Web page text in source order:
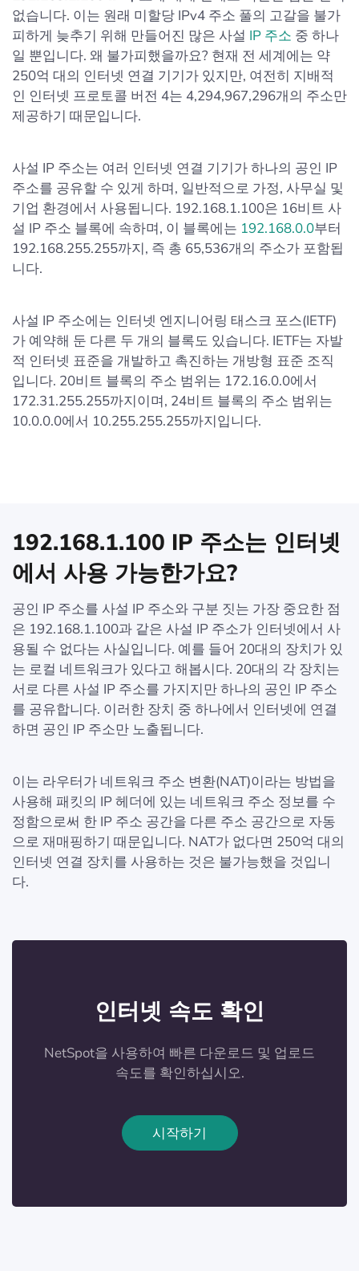
없습니다. 이는 원래 미할당 IPv4 주소 풀의 고갈을 불가
피하게 늦추기 위해 만들어진 많은 사설 IP 주소 중 하나
일 뿐입니다. 왜 불가피했을까요? 현재 전 세계에는 약
250억 대의 인터넷 연결 기기가 있지만, 여전히 지배적
인 인터넷 프로토콜 버전 4는 4,294,967,296개의 주소만
제공하기 때문입니다.
사설 IP 주소는 여러 인터넷 연결 기기가 하나의 공인 IP
주소를 공유할 수 있게 하며, 일반적으로 가정, 사무실 및
기업 환경에서 사용됩니다. 192.168.1.100은 16비트 사
설 IP 주소 블록에 속하며, 이 블록에는 192.168.0.0부터
192.168.255.255까지, 즉 총 65,536개의 주소가 포함됩
니다.
사설 IP 주소에는 인터넷 엔지니어링 태스크 포스(IETF)
가 예약해 둔 다른 두 개의 블록도 있습니다. IETF는 자발
적 인터넷 표준을 개발하고 촉진하는 개방형 표준 조직
입니다. 20비트 블록의 주소 범위는 172.16.0.0에서
172.31.255.255까지이며, 24비트 블록의 주소 범위는
10.0.0.0에서 10.255.255.255까지입니다.
192.168.1.100 IP 주소는 인터넷
에서 사용 가능한가요?
공인 IP 주소를 사설 IP 주소와 구분 짓는 가장 중요한 점
은 192.168.1.100과 같은 사설 IP 주소가 인터넷에서 사
용될 수 없다는 사실입니다. 예를 들어 20대의 장치가 있
는 로컬 네트워크가 있다고 해봅시다. 20대의 각 장치는
서로 다른 사설 IP 주소를 가지지만 하나의 공인 IP 주소
를 공유합니다. 이러한 장치 중 하나에서 인터넷에 연결
하면 공인 IP 주소만 노출됩니다.
이는 라우터가 네트워크 주소 변환(NAT)이라는 방법을
사용해 패킷의 IP 헤더에 있는 네트워크 주소 정보를 수
정함으로써 한 IP 주소 공간을 다른 주소 공간으로 자동
으로 재매핑하기 때문입니다. NAT가 없다면 250억 대의
인터넷 연결 장치를 사용하는 것은 불가능했을 것입니
다.
인터넷 속도 확인
NetSpot을 사용하여 빠른 다운로드 및 업로드
속도를 확인하십시오.
시작하기